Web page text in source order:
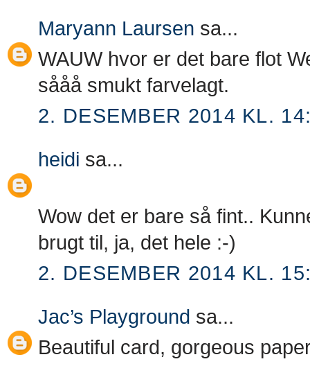
Maryann Laursen sa...
WAUW hvor er det bare flot
sååå smukt farvelagt.
2. DESEMBER 2014 KL.
heidi sa...
Wow det er bare så fint..
brugt til, ja, det hele :-)
2. DESEMBER 2014 KL.
Jac’s Playground sa...
Beautiful card, gorgeous